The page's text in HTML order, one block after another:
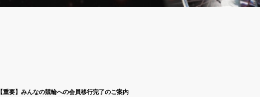
【重要】みんなの競輪への会員移行完了のご案内